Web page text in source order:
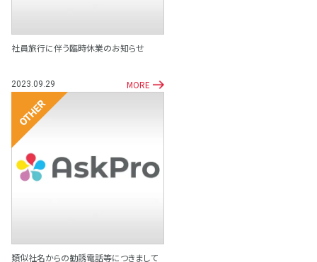
社員旅行に伴う臨時休業のお知らせ
2023.09.29 MORE
その他
類似社名からの勧誘電話等につきまして